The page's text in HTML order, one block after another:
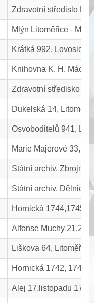
Zdravotní středislo
Mlýn Litoměřice -
Krátká 992, Lovosice
Knihovna K. H.
Zdravotní středisko
Dukelská 14,
Osvoboditelů 941,
Marie Majerové 33,
Státní archiv,
Státní archiv, Dělnická
Hornická
Alfonse Muchy 21,23,
Liškova 64, Litoměřice
Hornická 1742, 1743,
Alej 17.listopadu